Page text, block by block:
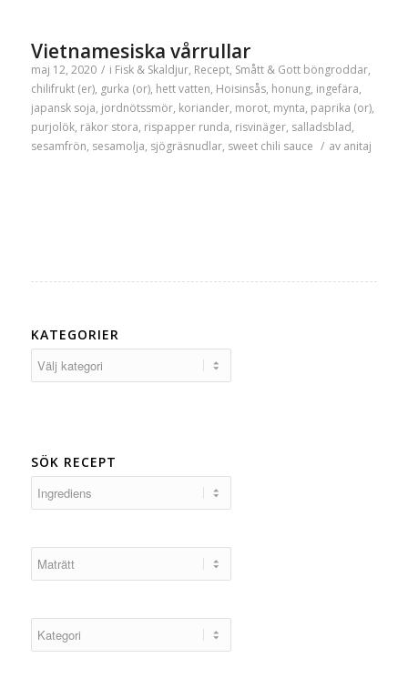
Vietnamesiska vårrullar
maj 12, 2020 / i Fisk & Skaldjur, Recept, Smått & Gott böngroddar,
chilifrukt (er), gurka (or), hett vatten, Hoisinsås, honung, ingefära,
japansk soja, jordnötssmör, koriander, morot, mynta, paprika (or),
purjolök, räkor stora, rispapper runda, risvinäger, salladsblad,
sesamfrön, sesamolja, sjögräsnudlar, sweet chili sauce / av anitaj
KATEGORIER
SÖK RECEPT